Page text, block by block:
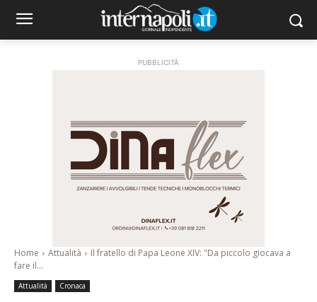
PUBBLICITÀ
Home Attualità
Il fratello di Papa Leone XIV: "Da piccolo giocava a
fare il...
Attualità Cronaca